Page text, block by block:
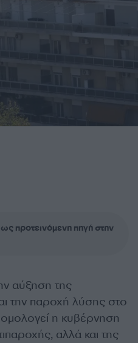
προτεινόμενη πηγή στην
αύξηση της
την παροχή λύσης στο
η κυβέρνηση
αλλά και της